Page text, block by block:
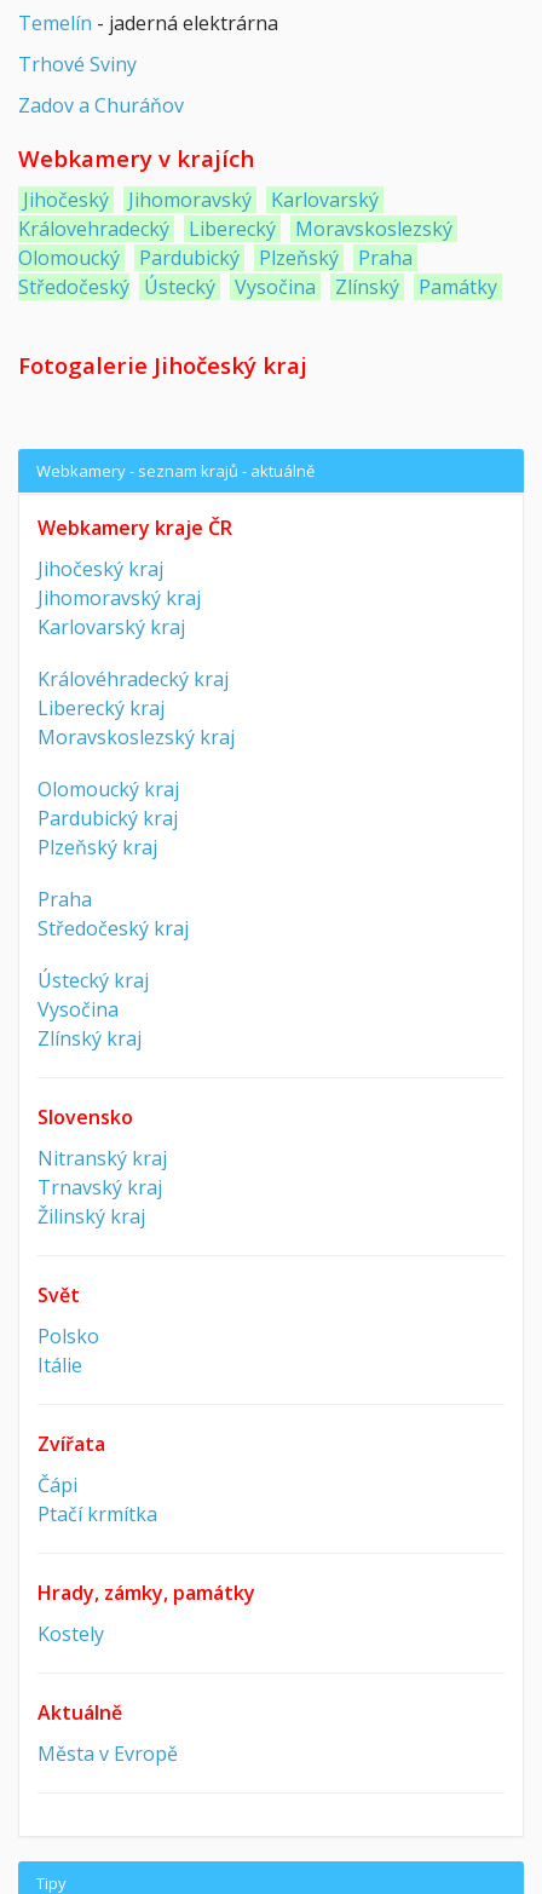
Temelín - jaderná elektrárna
Trhové Sviny
Zadov a Churáňov
Webkamery v krajích
Jihočeský Jihomoravský
Karlovarský
Královehradecký
Liberecký
Moravskoslezský
Olomoucký
Pardubický Plzeňský
Praha
Středočeský Ústecký Vysočina Zlínský Památky
Fotogalerie Jihočeský kraj
Webkamery - seznam krajů - aktuálně
Webkamery kraje ČR
Jihočeský kraj
Jihomoravský kraj
Karlovarský kraj
Královéhradecký kraj
Liberecký kraj
Moravskoslezský kraj
Olomoucký kraj
Pardubický kraj
Plzeňský kraj
Praha
Středočeský kraj
Ústecký kraj
Vysočina
Zlínský kraj
Slovensko
Nitranský kraj
Trnavský kraj
Žilinský kraj
Svět
Polsko
Itálie
Zvířata
Čápi
Ptačí krmítka
Hrady, zámky, památky
Kostely
Aktuálně
Města v Evropě
Tipy